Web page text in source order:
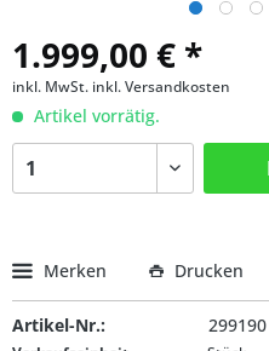
1.999,00 € *
inkl. MwSt. inkl. Versandkosten
Artikel vorrätig.
Merken Drucken
Artikel-Nr.: 299190